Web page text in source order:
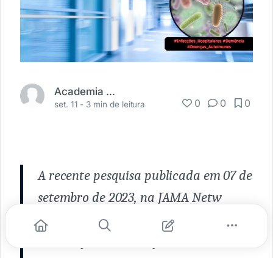
Academia Médica
set. 11 - 3 min de leitura 0 0 0
A recente pesquisa publicada em 07 de
setembro de 2023, na JAMA Netw
Open conduziu um extenso estudo